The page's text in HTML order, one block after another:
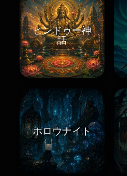
ヒンドゥー神
話
ホロウナイト